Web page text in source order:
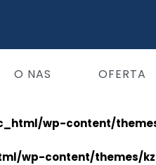
O NAS OFERTA
wp-content/
wp-content/themes/